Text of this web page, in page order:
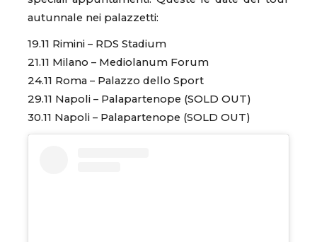
autunnale nei palazzetti:
19.11 Rimini – RDS Stadium
21.11 Milano – Mediolanum Forum
24.11 Roma – Palazzo dello Sport
29.11 Napoli – Palapartenope (SOLD OUT)
30.11 Napoli – Palapartenope (SOLD OUT)